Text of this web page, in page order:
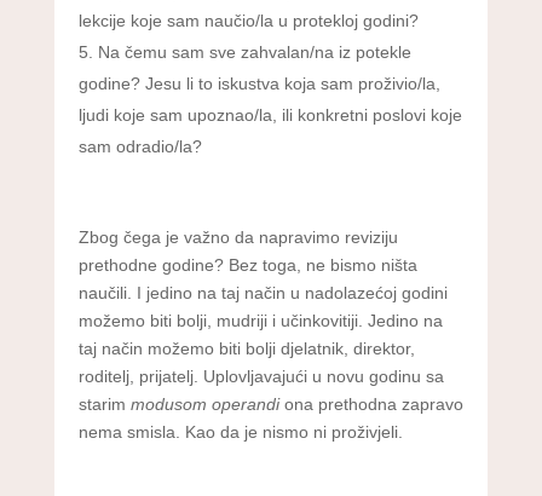
lekcije koje sam naučio/la u protekloj godini?
Na čemu sam sve zahvalan/na iz potekle
godine? Jesu li to iskustva koja sam proživio/la,
ljudi koje sam upoznao/la, ili konkretni poslovi koje
sam odradio/la?
Zbog čega je važno da napravimo reviziju
prethodne godine? Bez toga, ne bismo ništa
naučili. I jedino na taj način u nadolazećoj godini
možemo biti bolji, mudriji i učinkovitiji. Jedino na
taj način možemo biti bolji djelatnik, direktor,
roditelj, prijatelj. Uplovljavajući u novu godinu sa
starim modusom operandiona prethodna zapravo
nema smisla. Kao da je nismo ni proživjeli.